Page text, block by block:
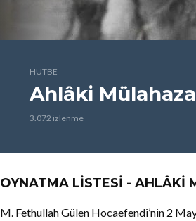
HUTBE
Ahlâki
3.072 izlenme
OYNATMA LISTESI - AHLÂKI
M. Fethullah Gülen Hocaefendi’nin 2